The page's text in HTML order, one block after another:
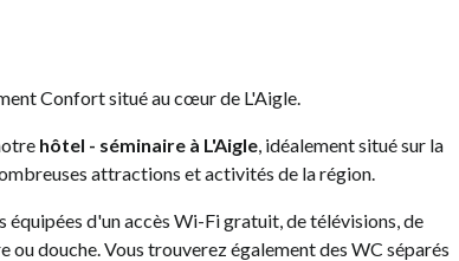
Confort situé au cœur de L'Aigle.
hôtel - séminaire à L'Aigle , idéalement situé sur la
attractions et activités de la région.
d'un accès Wi-Fi gratuit, de télévisions, de
ou douche. Vous trouverez également des WC séparés